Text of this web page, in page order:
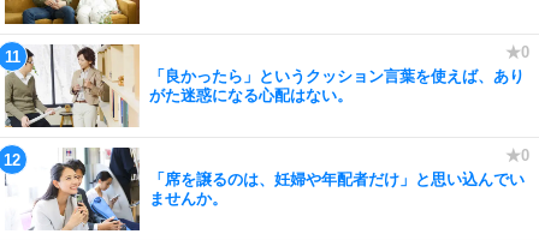
「良かったら」というクッション言葉を使えば、あり
がた迷惑になる心配はない。
「席を譲るのは、妊婦や年配者だけ」と思い込んでい
ませんか。